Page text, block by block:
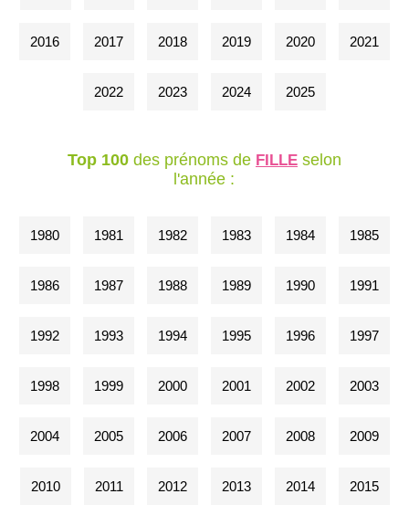
2016 2017 2018 2019 2020 2021
2022 2023 2024 2025
Top 100des prénoms de FILLEselon
l'année :
1980 1981 1982 1983 1984 1985
1986 1987 1988 1989 1990 1991
1992 1993 1994 1995 1996 1997
1998 1999 2000 2001 2002 2003
2004 2005 2006 2007 2008 2009
2010 2011 2012 2013 2014 2015